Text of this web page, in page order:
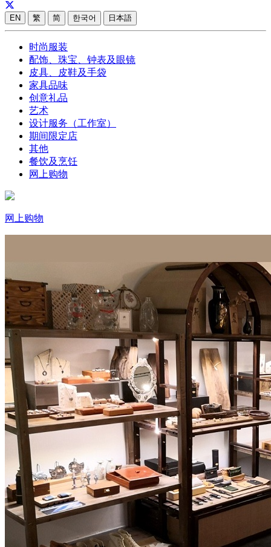
EN 繁 简 한국어 日本語
时尚服装
配饰、珠宝、钟表及眼镜
皮具、皮鞋及手袋
家具品味
创意礼品
艺术
设计服务（工作室）
期间限定店
其他
餐饮及烹饪
网上购物
网上购物